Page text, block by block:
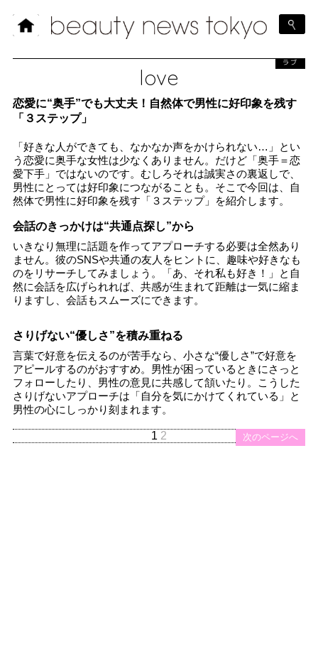
love
ラブ
恋愛に“奥手”でも大丈夫！自然体で男性に好印象を残す
「３ステップ」
「好きな人ができても、なかなか声をかけられない…」とい
う恋愛に奥手な女性は少なくありません。だけど「奥手＝恋
愛下手」ではないのです。むしろそれは誠実さの裏返しで、
男性にとっては好印象につながることも。そこで今回は、自
然体で男性に好印象を残す「３ステップ」を紹介します。
会話のきっかけは“共通点探し”から
いきなり無理に話題を作ってアプローチする必要は全然あり
ません。彼のSNSや共通の友人をヒントに、趣味や好きなも
のをリサーチしてみましょう。「あ、それ私も好き！」と自
然に会話を広げられれば、共感が生まれて距離は一気に縮ま
りますし、会話もスムーズにできます。
さりげない“優しさ”を積み重ねる
言葉で好意を伝えるのが苦手なら、小さな“優しさ”で好意を
アピールするのがおすすめ。男性が困っているときにさっと
フォローしたり、男性の意見に共感して頷いたり。こうした
さりげないアプローチは「自分を気にかけてくれている」と
男性の心にしっかり刻まれます。
次のページへ
1 2